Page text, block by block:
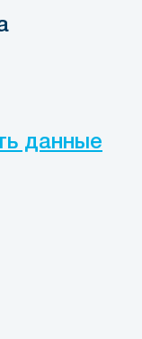
данные